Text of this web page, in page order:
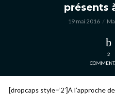
présents
19 mai 2016
2
[dropcaps style=’2′]À l’approche